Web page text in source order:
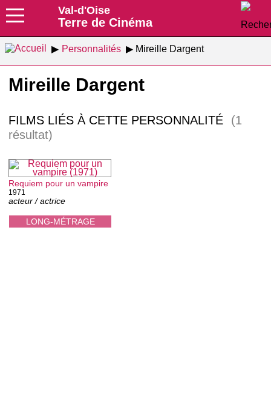
Val-d'Oise
Terre de Cinéma
Personnalités Mireille Dargent
Mireille Dargent
FILMS LIÉS À CETTE PERSONNALITÉ
(1
résultat)
LONG-MÉTRAGE
Requiem pour un vampire
1971
acteur / actrice